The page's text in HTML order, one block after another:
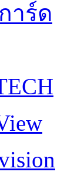
าร์ด